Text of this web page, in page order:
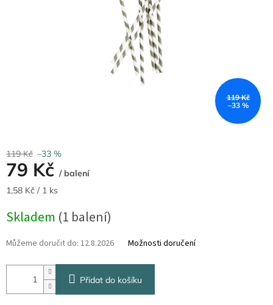
119 Kč
–33 %
119 Kč –33 %
79 Kč / balení
Měrná
1,58 Kč / 1 ks
Skladem (1 balení)
Můžeme doručit do: 12.8.2026 Možnosti doručení
Přidat do košíku